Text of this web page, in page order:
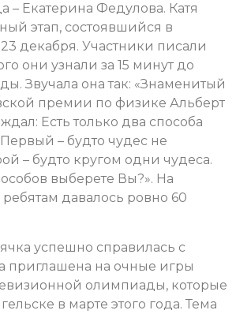
– Екатерина Федулова. Катя
этап, состоявшийся в
декабря. Участники писали
они узнали за 15 минут до
Звучала она так: «Знаменитый
премии по физике Альберт
Есть только два способа
– будто чудес не
– будто кругом одни чудеса.
выберете Вы?». На
давалось ровно 60
успешно справилась с
приглашена на очные игры
олимпиады, которые
в марте этого года. Тема